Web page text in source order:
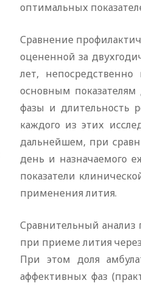
оптимальных
Сравнение
оцененной за
лет,
основным показателям
фазы и длительность
каждого из этих
дальнейшем, при
день и назначаемого
показатели
применения лития.
Сравнительный анализ
при приеме лития
При этом доля
аффективных фаз